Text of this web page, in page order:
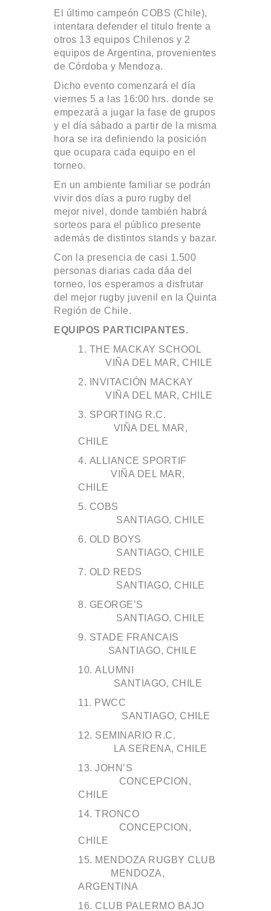
El último campeón COBS (Chile),
intentara defender el titulo frente a
otros 13 equipos Chilenos y 2
equipos de Argentina, provenientes
de Córdoba y Mendoza.
Dicho evento comenzará el día
viernes 5 a las 16:00 hrs. donde se
empezará a jugar la fase de grupos
y el día sábado a partir de la misma
hora se ira definiendo la posición
que ocupara cada equipo en el
torneo.
En un ambiente familiar se podrán
vivir dos días a puro rugby del
mejor nivel, donde también habrá
sorteos para el público presente
además de distintos stands y bazar.
Con la presencia de casi 1.500
personas diarias cada dáa del
torneo, los esperamos a disfrutar
del mejor rugby juvenil en la Quinta
Región de Chile.
EQUIPOS PARTICIPANTES.
THE MACKAY SCHOOL
VIÑA DEL MAR, CHILE
INVITACIÓN MACKAY
VIÑA DEL MAR, CHILE
SPORTING R.C.
VIÑA DEL MAR,
CHILE
ALLIANCE SPORTIF
VIÑA DEL MAR,
CHILE
COBS
SANTIAGO, CHILE
OLD BOYS
SANTIAGO, CHILE
OLD REDS
SANTIAGO, CHILE
GEORGE’S
SANTIAGO, CHILE
STADE FRANCAIS
SANTIAGO, CHILE
ALUMNI
SANTIAGO, CHILE
PWCC
SANTIAGO, CHILE
SEMINARIO R.C.
LA SERENA, CHILE
JOHN’S
CONCEPCION,
CHILE
TRONCO
CONCEPCION,
CHILE
MENDOZA RUGBY CLUB
MENDOZA,
ARGENTINA
CLUB PALERMO BAJO